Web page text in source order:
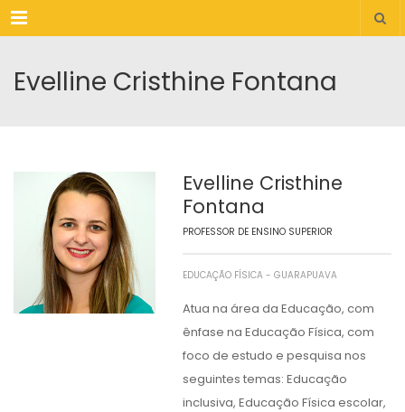
Menu
Evelline Cristhine Fontana
Evelline Cristhine
Fontana
PROFESSOR DE ENSINO SUPERIOR
EDUCAÇÃO FÍSICA - GUARAPUAVA
Atua na área da Educação, com
ênfase na Educação Física, com
foco de estudo e pesquisa nos
seguintes temas: Educação
inclusiva, Educação Física escolar,